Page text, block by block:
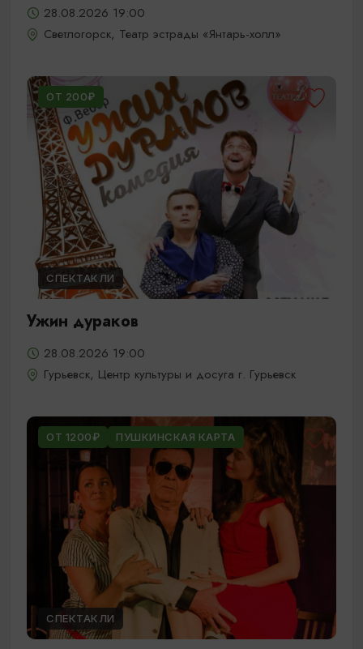
28.08.2026 19:00
Светлогорск, Театр эстрады «Янтарь-холл»
ОТ 200₽
СПЕКТАКЛИ
Ужин дураков
28.08.2026 19:00
Гурьевск, Центр культуры и досуга г. Гурьевск
ОТ 1200₽ ПУШКИНСКАЯ КАРТА
СПЕКТАКЛИ